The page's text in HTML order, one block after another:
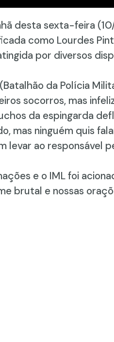
desta sexta-feira
como Lourdes
por diversos
da Polícia
socorros, mas
da espingarda
mas ninguém quis
levar ao responsável
e o IML foi
brutal e nossas